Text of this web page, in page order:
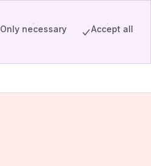
Only necessary Accept all